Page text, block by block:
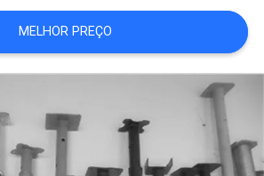
MELHOR PREÇO